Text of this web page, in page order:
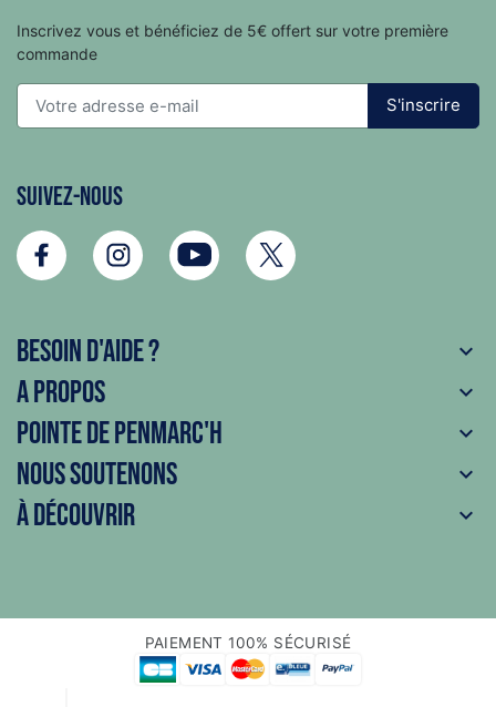
Inscrivez vous et bénéficiez de 5€ offert sur votre première
commande
S'inscrire
Suivez-nous
Besoin d'aide ? 
A propos 
Pointe de Penmarc'h 
Nous soutenons 
À découvrir 
PAIEMENT 100% SÉCURISÉ